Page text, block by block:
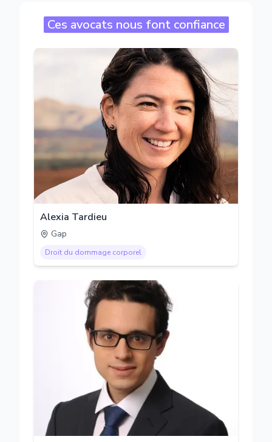
Ces avocats nous font confiance
Alexia Tardieu
Gap
Droit du dommage corporel